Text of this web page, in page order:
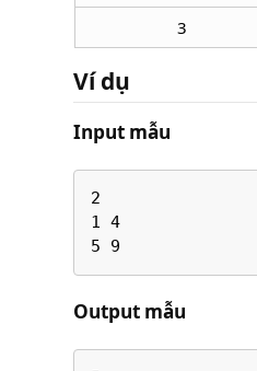
3
Ví dụ
Input mẫu
2
1 4
Output mẫu